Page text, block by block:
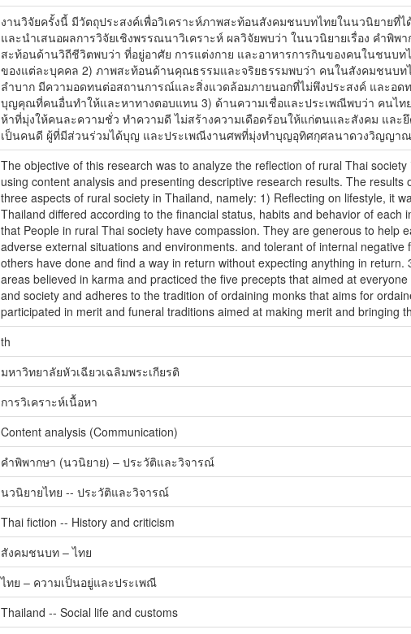
งานวิจัยครั้งนี้ มีวัตถุประสงค์เพื่อวิเคราะห์ภาพสะท้อนสังคมชนบทไทยในนวนิยายที่ไ
และนำเสนอผลการวิจัยเชิงพรรณนาวิเคราะห์ ผลวิจัยพบว่า ในนวนิยายเรื่อง คำพิ
สะท้อนด้านวิถีชีวิตพบว่า ที่อยู่อาศัย การแต่งกาย และอาหารการกินของคนในชนบ
ของแต่ละบุคคล 2) ภาพสะท้อนด้านคุณธรรมและจริยธรรมพบว่า คนในสังคมชนบท
ลำบาก มีความอดทนต่อสถานการณ์และสิ่งแวดล้อมภายนอกที่ไม่พึงประสงค์ และอ
บุญคุณที่คนอื่นทำให้และหาทางตอบแทน 3) ด้านความเชื่อและประเพณีพบว่า คนไ
ห้าที่มุ่งให้คนละความชั่ว ทำความดี ไม่สร้างความเดือดร้อนให้แก่ตนและสังคม แล
เป็นคนดี ผู้ที่มีส่วนร่วมได้บุญ และประเพณีงานศพที่มุ่งทำบุญอุทิศกุศลนาดวงวิญญา
The objective of this research was to analyze the reflection of rural Thai
using content analysis and presenting descriptive research results. The
three aspects of rural society in Thailand, namely: 1) Reflecting on lifestyle, it
Thailand differed according to the financial status, habits and behavior of
that People in rural Thai society have compassion. They are generous to help
adverse external situations and environments. and tolerant of internal
others have done and find a way in return without expecting anything in
areas believed in karma and practiced the five precepts that aimed at
and society and adheres to the tradition of ordaining monks that aims for
participated in merit and funeral traditions aimed at making merit and bringing
th
มหาวิทยาลัยหัวเฉียวเฉลิมพระเกียรติ
การวิเคราะห์เนื้อหา
Content analysis (Communication)
คำพิพากษา (นวนิยาย) – ประวัติและวิจารณ์
นวนิยายไทย -- ประวัติและวิจารณ์
Thai fiction -- History and criticism
สังคมชนบท – ไทย
ไทย – ความเป็นอยู่และประเพณี
Thailand -- Social life and customs